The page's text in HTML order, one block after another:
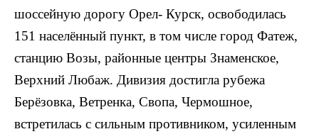
шоссейную дорогу Орел- Курск, освободилась
151 населённый пункт, в том числе город Фатеж,
станцию Возы, районные центры Знаменское,
Верхний Любаж. Дивизия достигла рубежа
Берёзовка, Ветренка, Свопа, Чермошное,
встретилась с сильным противником, усиленным